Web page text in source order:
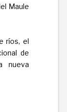
Maule
ríos, el
de
nueva